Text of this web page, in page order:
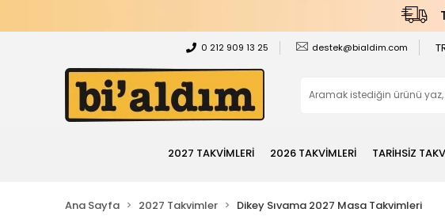
0 212 909 13 25 destek@bialdim.com
2027 TAKVİMLERİ 2026 TAKVİMLERİ TARİHSİZ
Ana Sayfa 2027 Takvimler Dikey Sıvama 2027 Masa Takvimleri